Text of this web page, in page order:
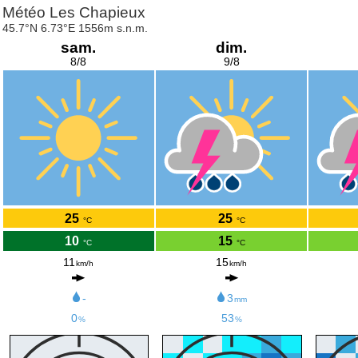
Météo Les Chapieux
45.7°N 6.73°E 1556m s.n.m.
sam.
8/8
25 °C
10 °C
11 km/h
-
0%
dim.
9/8
25 °C
15 °C
15km/h
3mm
53%